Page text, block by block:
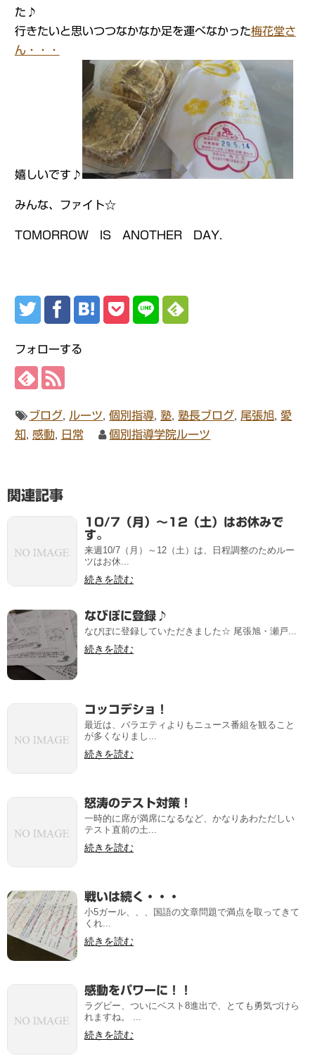
た♪
行きたいと思いつつなかなか足を運べなかった梅花堂さ
ん・・・
嬉しいです♪
みんな、ファイト☆
TOMORROW IS ANOTHER DAY.
フォローする
ブログ ルーツ ,個別指導 ,塾 ,塾長ブログ 尾張旭
愛
知
感動 日常 個別指導学院ルーツ
関連記事
10/7（月）～12（土）はお休みで
す。
来週10/7（月）～12（土）は、日程調整のためルー
ツはお休...
続きを読む
なびぽに登録♪
なびぽに登録していただきました☆ 尾張旭・瀬戸...
続きを読む
コッコデショ！
最近は、バラエティよりもニュース番組を観ること
が多くなりまし...
続きを読む
怒涛のテスト対策！
一時的に席が満席になるなど、かなりあわただしい
テスト直前の土...
続きを読む
戦いは続く・・・
小5ガール、、、国語の文章問題で満点を取ってきて
くれ...
続きを読む
感動をパワーに！！
ラグビー、ついにベスト8進出で、とても勇気づけら
れますね。 ...
続きを読む